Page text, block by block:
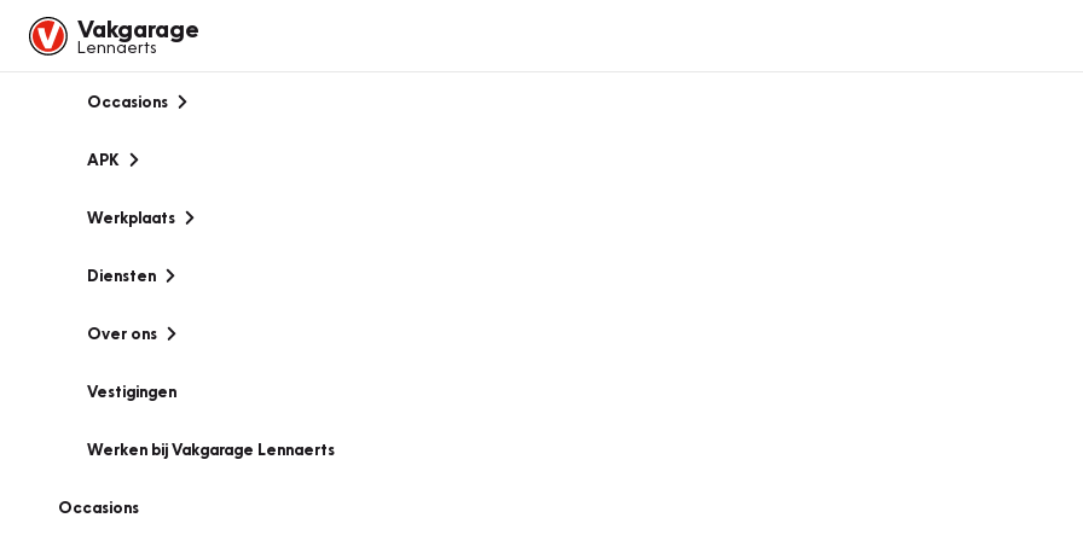
Vakgarage
Lennaerts
Occasions
APK
Werkplaats
Diensten
Over ons
Vestigingen
Werken bij Vakgarage Lennaerts
Occasions